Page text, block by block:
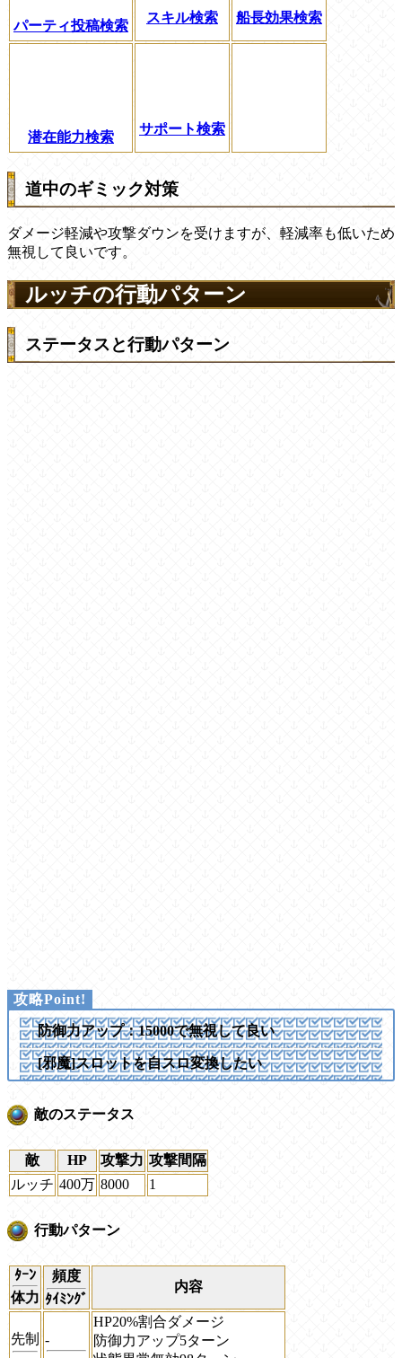
パーティ投稿検索
スキル検索 船長効果検索
潜在能力検索
サポート検索
道中のギミック対策
ダメージ軽減や攻撃ダウンを受けますが、軽減率も低いため
無視して良いです。
ルッチの行動パターン
ステータスと行動パターン
防御力アップ：15000で無視して良い
[邪魔]スロットを自スロ変換したい
敵のステータス
敵 HP 攻撃力 攻撃間隔
ルッチ 400万 8000 1
行動パターン
ﾀｰﾝ
体力
頻度
ﾀｲﾐﾝｸﾞ
内容
先制 -
HP20%割合ダメージ
防御力アップ5ターン